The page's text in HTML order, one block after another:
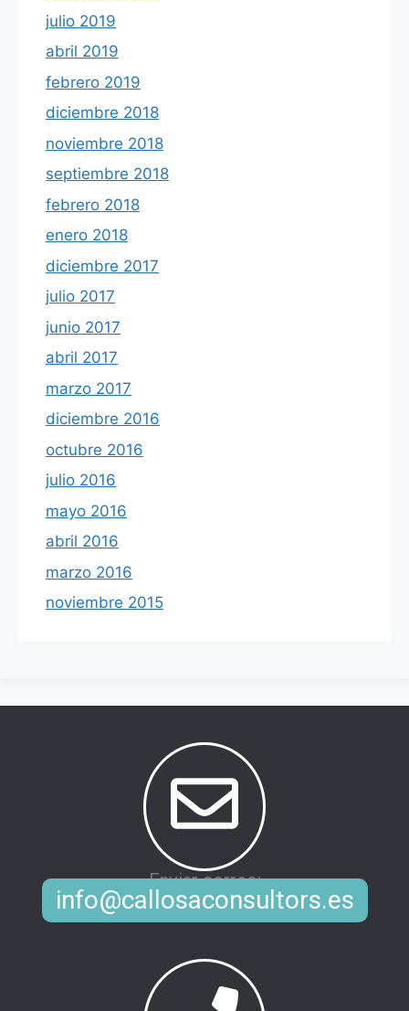
julio 2019
abril 2019
febrero 2019
diciembre 2018
noviembre 2018
septiembre 2018
febrero 2018
enero 2018
diciembre 2017
julio 2017
junio 2017
abril 2017
marzo 2017
diciembre 2016
octubre 2016
julio 2016
mayo 2016
abril 2016
marzo 2016
noviembre 2015
Enviar correo:
info@callosaconsultors.es